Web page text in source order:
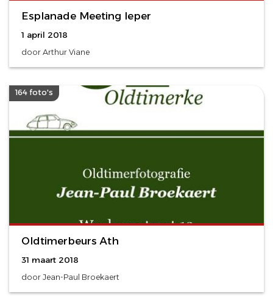
Esplanade Meeting Ieper
1 april 2018
door Arthur Viane
164 foto's
Oldtimerbeurs Ath
31 maart 2018
door Jean-Paul Broekaert